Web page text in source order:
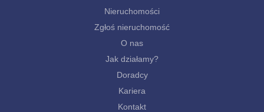
Nieruchomości
Zgłoś nieruchomość
O nas
Jak działamy?
Doradcy
Kariera
Kontakt